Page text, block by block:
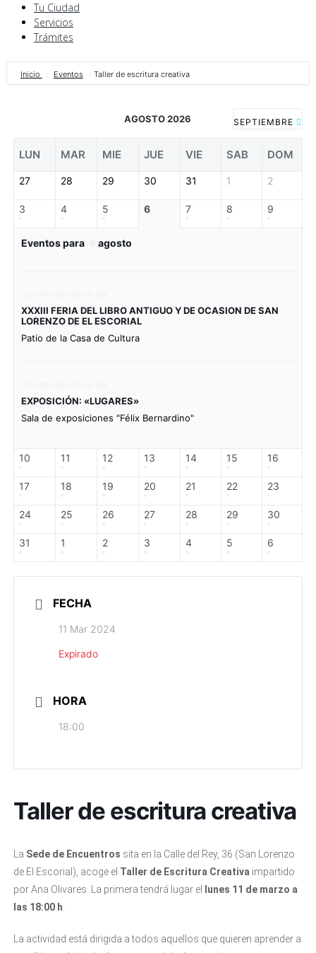
Tu Ciudad
Servicios
Trámites
Inicio Eventos Taller de escritura creativa
AGOSTO 2026 SEPTIEMBRE
LUN MAR MIE JUE VIE SAB DOM
27 28 29 30 31 1 2
3 4 5 6 7 8 9
Eventos para agosto
XXXIII FERIA DEL LIBRO ANTIGUO Y DE OCASION DE SAN
LORENZO DE EL ESCORIAL
Patio de la Casa de Cultura
EXPOSICIÓN: «LUGARES»
Sala de exposiciones "Félix Bernardino"
10 11 12 13 14 15 16
17 18 19 20 21 22 23
24 25 26 27 28 29 30
31 1 2 3 4 5 6
FECHA
11 Mar 2024
Expirado
HORA
18:00
Taller de escritura creativa
La Sede de Encuentros sita en la Calle del Rey, 36 (San Lorenzo
de El Escorial), acoge el Taller de Escritura Creativa impartido
por Ana Olivares. La primera tendrá lugar el
lunes 11 de marzo a
las 18:00 h
La actividad está dirigida a todos aquellos que quieren aprender a